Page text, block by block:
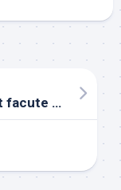
Aplicatile de la Bolt si Uber sunt facute de femei